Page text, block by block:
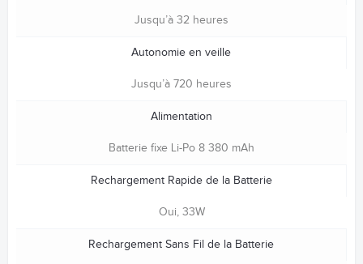
Jusqu’à 32 heures
Autonomie en veille
Jusqu’à 720 heures
Alimentation
Batterie fixe Li-Po 8 380 mAh
Rechargement Rapide de la Batterie
Oui, 33W
Rechargement Sans Fil de la Batterie